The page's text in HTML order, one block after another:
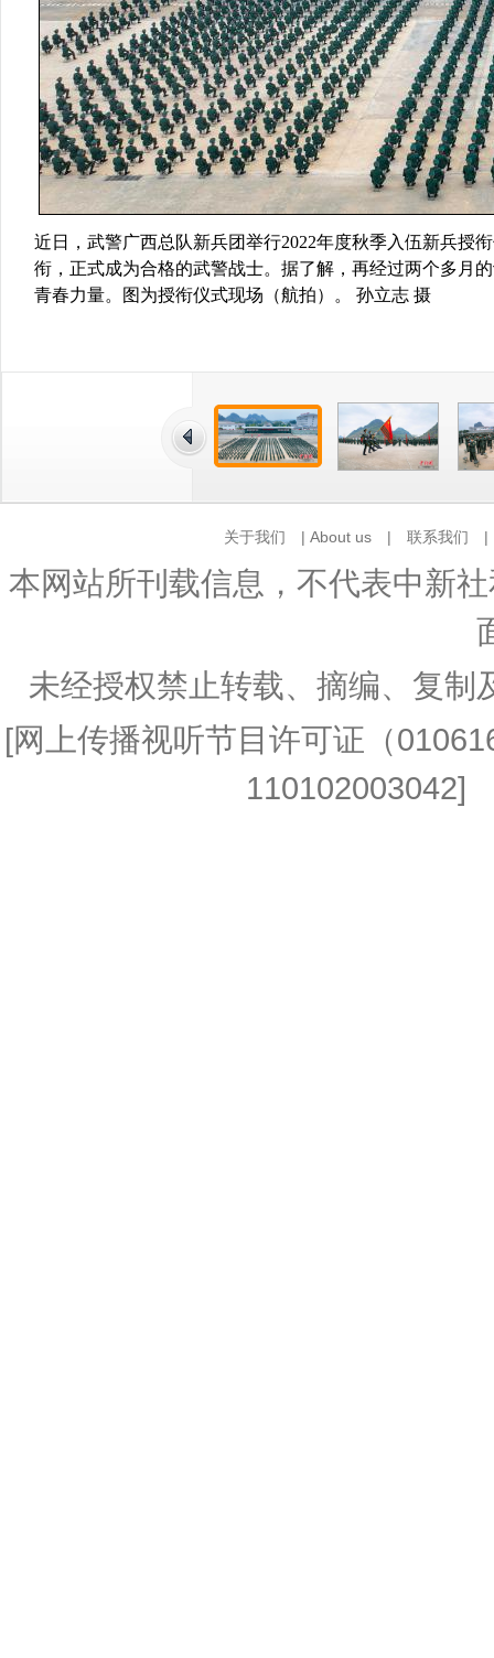
近日，武警广西总队新兵团举行2022年度秋季入伍新兵授
衔，正式成为合格的武警战士。据了解，再经过两个多月
青春力量。图为授衔仪式现场（航拍）。 孙立志 摄
关于我们 | About us | 联系我们
本网站所刊载信息，不代表中新
未经授权禁止转载、摘编、复
[网上传播视听节目许可证（